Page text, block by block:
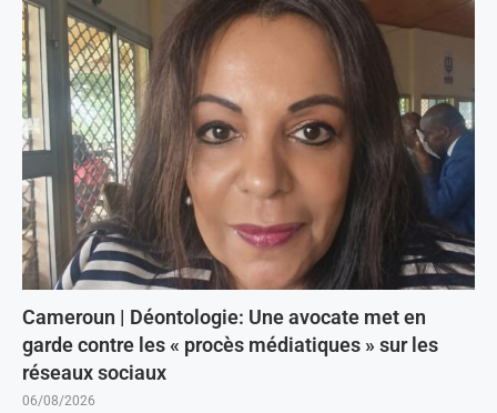
Cameroun | Déontologie: Une avocate met en
garde contre les « procès médiatiques » sur les
réseaux sociaux
06/08/2026